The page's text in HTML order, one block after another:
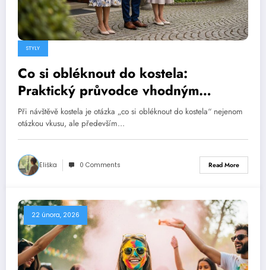
STYLY
Co si obléknout do kostela:
Praktický průvodce vhodným
oblečením
Při návštěvě kostela je otázka „co si obléknout do kostela“ nejenom
otázkou vkusu, ale především…
Eliška 0 Comments Read More
22 února, 2026